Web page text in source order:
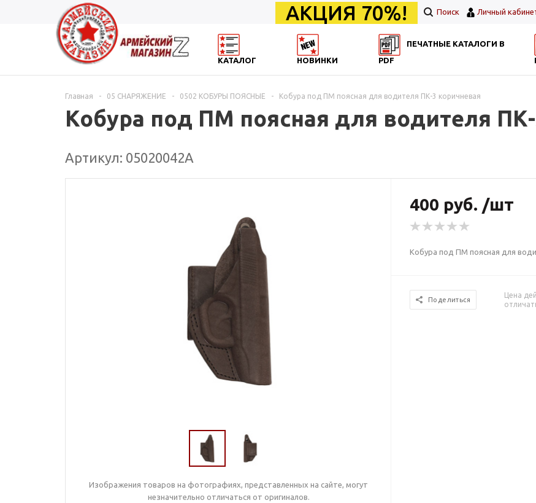
АКЦИЯ 70%! Поиск Личный
КАТАЛОГ НОВИНКИ
ПЕЧАТНЫЕ КАТАЛОГИ В
PDF
Главная - 05 СНАРЯЖЕНИЕ - 0502 КОБУРЫ ПОЯСНЫЕ - Кобура под ПМ поясная для водителя ПК-3 коричневая
Кобура под ПМ поясная для водителя
Артикул: 05020042А
Изображения товаров на фотографиях, представленных на сайте, могут
незначительно отличаться от оригиналов.
400 руб. /шт
Кобура под ПМ поясная для
Поделиться
Цена